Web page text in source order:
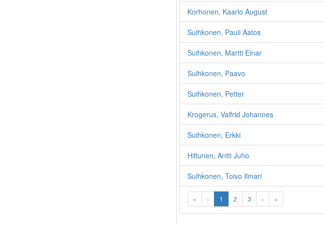
Korhonen, Kaarlo August
Suihkonen, Pauli Aatos
Suihkonen, Martti Einar
Suihkonen, Paavo
Suihkonen, Petter
Krogerus, Valfrid Johannes
Suihkonen, Erkki
Hiltunen, Antti Juho
Suihkonen, Toivo Ilmari
« ‹ 1 2 3 › »